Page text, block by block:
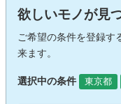
欲しいモノが見
ご希望の条件を登録す
来ます。
選択中の条件 東京都